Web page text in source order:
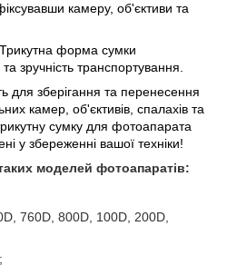
камеру, об'єктиви та
Трикутна форма сумки
зручність транспортування.
для зберігання та перенесення
камер, об'єктивів, спалахів та
сумку для фотоапарата
у збереженні вашої техніки!
моделей фотоапаратів:
760D, 800D, 100D, 200D,